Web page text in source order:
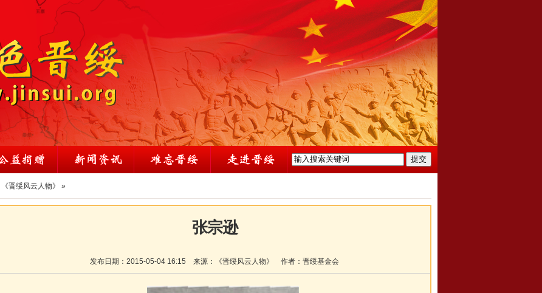
《晋绥风云人物》 »
张宗逊
发布日期： 2015-05-04 16:15 来源： 《晋绥风云人物》 作者： 晋绥基金会